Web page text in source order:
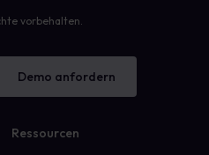
vorbehalten.
Demo anfordern
Ressourcen